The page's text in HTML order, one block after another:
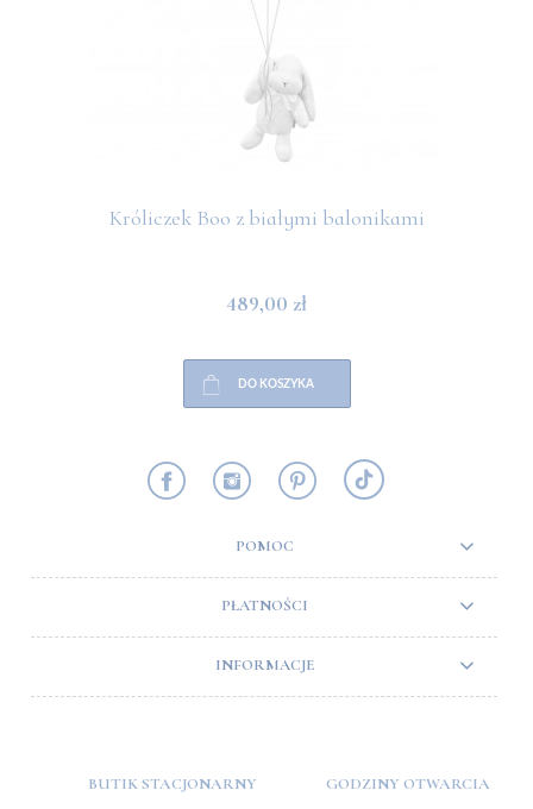
Króliczek Boo z białymi balonikami
489,00 zł
DO KOSZYKA
POMOC
PŁATNOŚCI
INFORMACJE
BUTIK STACJONARNY GODZINY OTWARCIA